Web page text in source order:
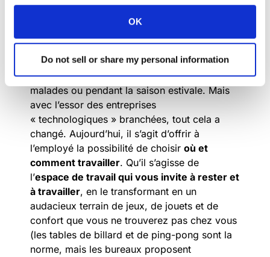
OK
Do not sell or share my personal information
Les superbes bureaux de Skype à
Bien sûr, le travail à domicile a toujours été
une option dans les entreprises, que ce soit
une fois par semaine, lorsque les enfants sont
malades ou pendant la saison estivale. Mais
avec l’essor des entreprises
« technologiques » branchées, tout cela a
changé. Aujourd’hui, il s’agit d’offrir à
l’employé la possibilité de choisir où et
comment travailler. Qu’il s’agisse de
l’espace de travail qui vous invite à rester et
à travailler, en le transformant en un
audacieux terrain de jeux, de jouets et de
confort que vous ne trouverez pas chez vous
(les tables de billard et de ping-pong sont la
norme, mais les bureaux proposent